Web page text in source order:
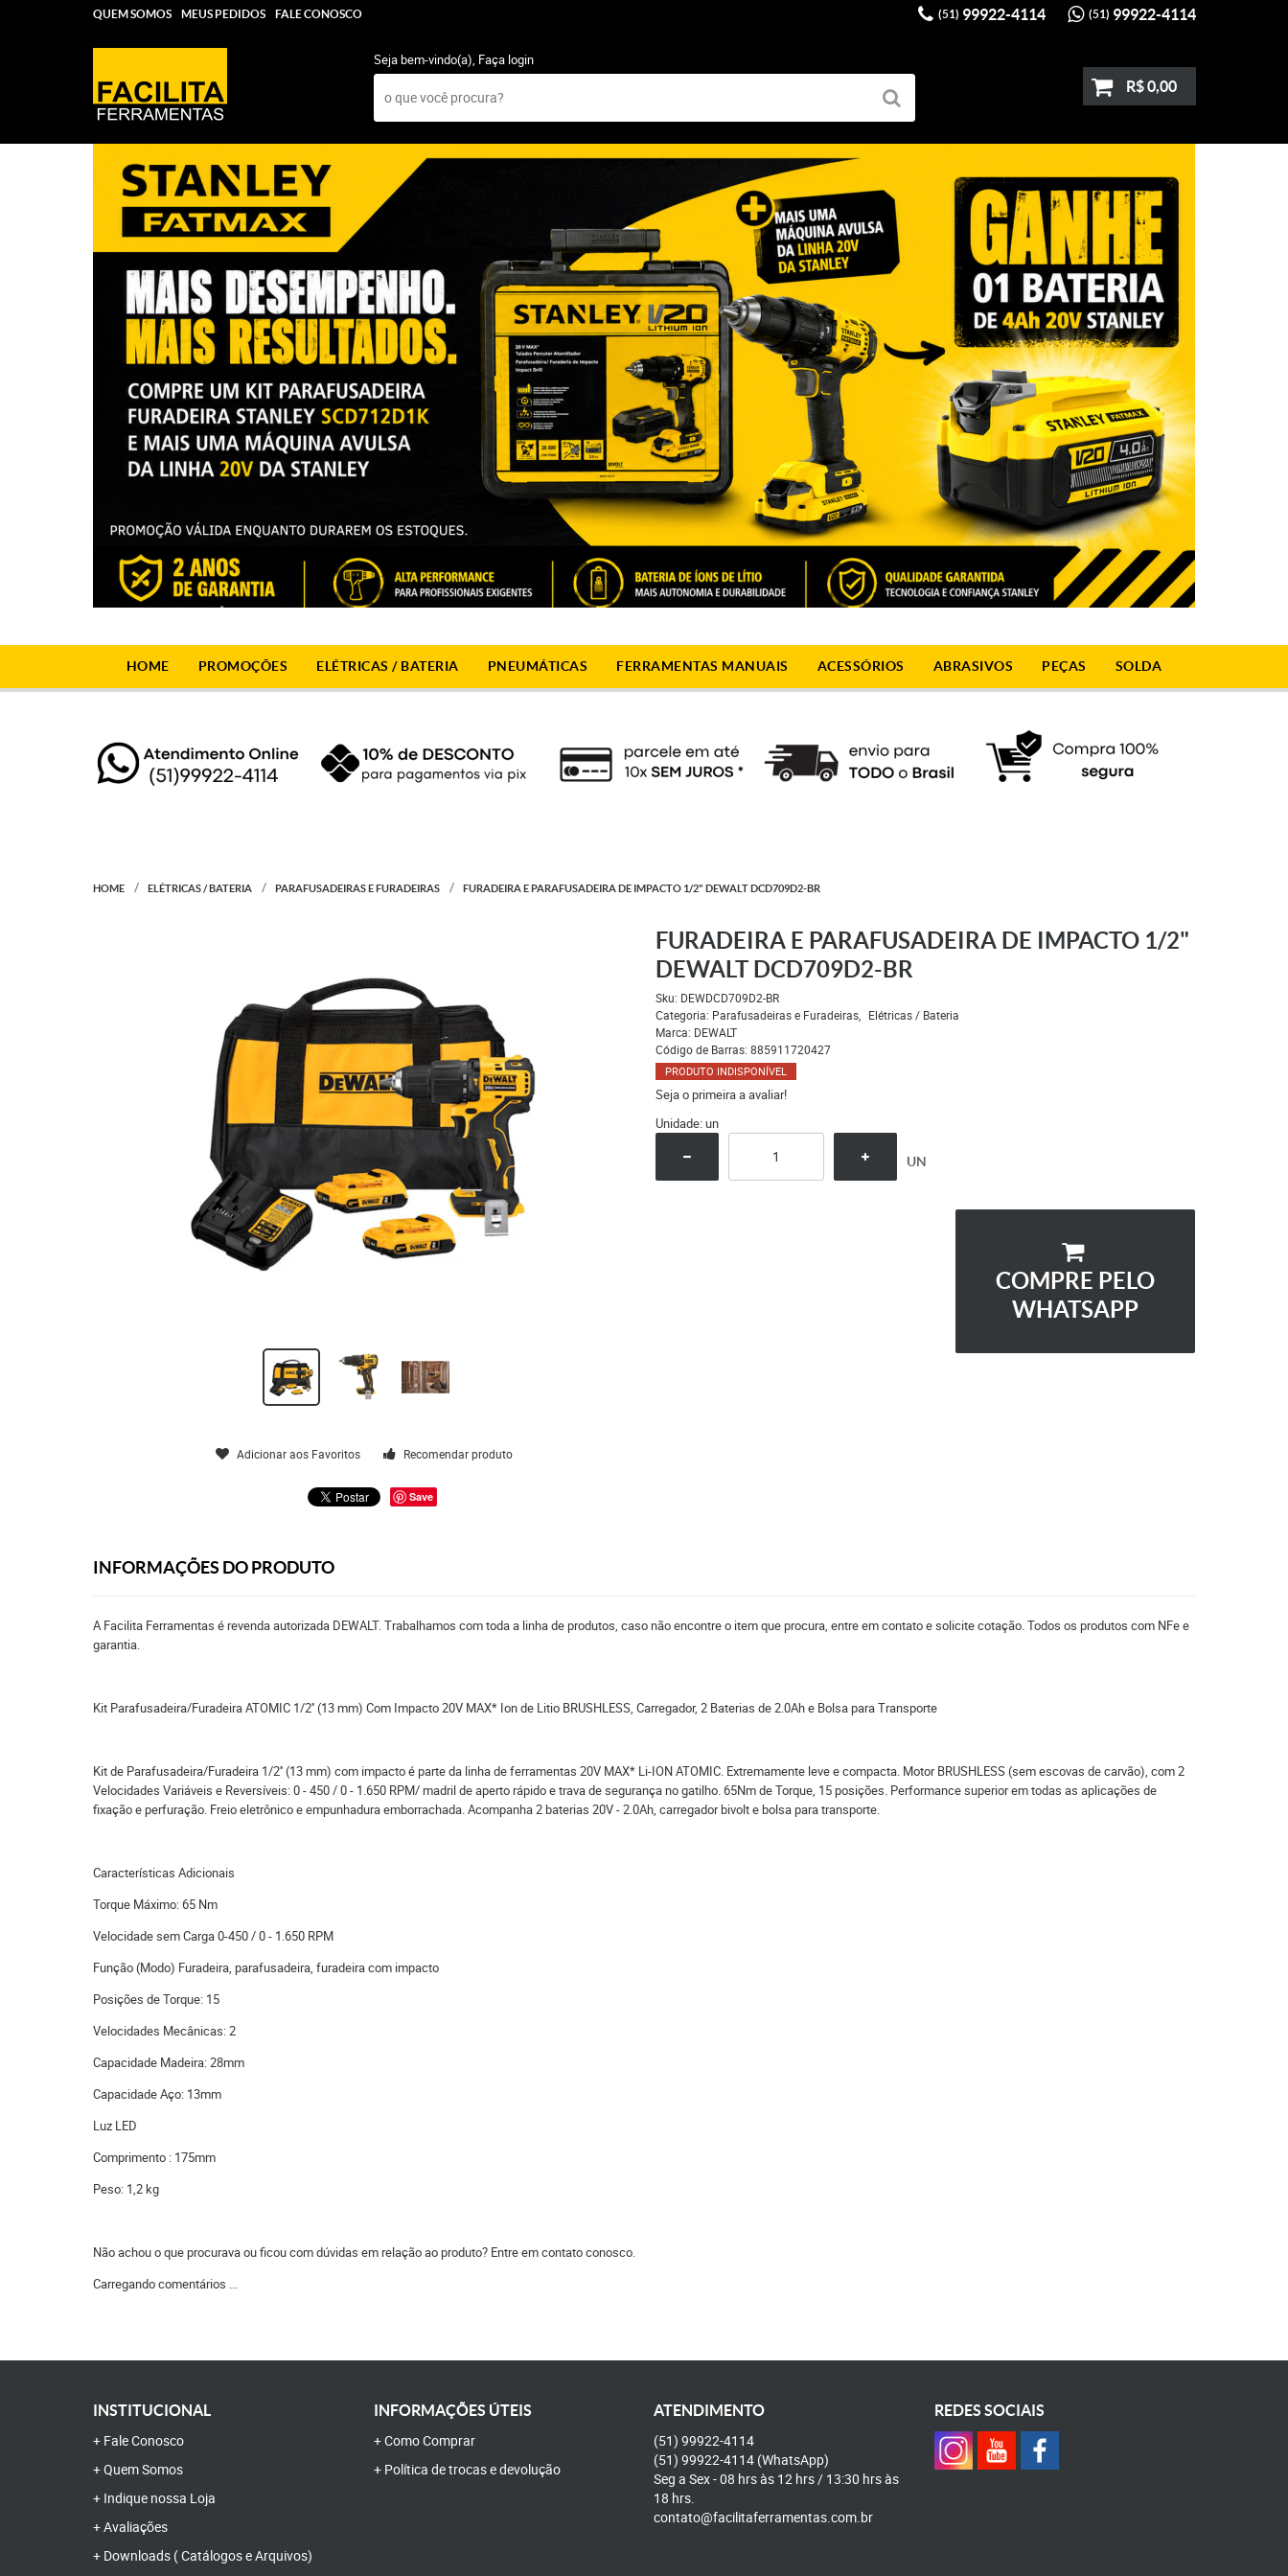
QUEM SOMOS MEUS PEDIDOS FALE CONOSCO (51) 99922-4114 (51) 99922-4114
Seja bem-vindo(a), Faça login
R$ 0,00
HOME PROMOÇÕES ELÉTRICAS / BATERIA PNEUMÁTICAS FERRAMENTAS MANUAIS ACESSÓRIOS ABRASIVOS PEÇAS SOLDA
HOME ELÉTRICAS / BATERIA PARAFUSADEIRAS E FURADEIRAS FURADEIRA E PARAFUSADEIRA DE IMPACTO 1/2" DEWALT DCD709D2-BR
Adicionar aos Favoritos Recomendar produto
Save
FURADEIRA E PARAFUSADEIRA DE IMPACTO 1/2"
DEWALT DCD709D2-BR
Sku: DEWDCD709D2-BR
Categoria: Parafusadeiras e Furadeiras
Elétricas / Bateria
Marca: DEWALT
Código de Barras: 885911720427
PRODUTO INDISPONÍVEL
Seja o primeira a avaliar!
Unidade: un
UN
COMPRE PELO
WHATSAPP
INFORMAÇÕES DO PRODUTO
A Facilita Ferramentas é revenda autorizada DEWALT. Trabalhamos com toda a linha de produtos, caso não encontre o item que procura, entre em contato e solicite cotação. Todos os produtos com NFe e
garantia.
Kit Parafusadeira/Furadeira ATOMIC 1/2'' (13 mm) Com Impacto 20V MAX* Ion de Litio BRUSHLESS, Carregador, 2 Baterias de 2.0Ah e Bolsa para Transporte
Kit de Parafusadeira/Furadeira 1/2'' (13 mm) com impacto é parte da linha de ferramentas 20V MAX* Li-ION ATOMIC. Extremamente leve e compacta. Motor BRUSHLESS (sem escovas de carvão), com 2
Velocidades Variáveis e Reversíveis: 0 - 450 / 0 - 1.650 RPM/ madril de aperto rápido e trava de segurança no gatilho. 65Nm de Torque, 15 posições. Performance superior em todas as aplicações de
fixação e perfuração. Freio eletrônico e empunhadura emborrachada. Acompanha 2 baterias 20V - 2.0Ah, carregador bivolt e bolsa para transporte.
Características Adicionais
Torque Máximo: 65 Nm
Velocidade sem Carga 0-450 / 0 - 1.650 RPM
Função (Modo) Furadeira, parafusadeira, furadeira com impacto
Posições de Torque: 15
Velocidades Mecânicas: 2
Capacidade Madeira: 28mm
Capacidade Aço: 13mm
Luz LED
Comprimento : 175mm
Peso: 1,2 kg
Não achou o que procurava ou ficou com dúvidas em relação ao produto? Entre em contato conosco.
Carregando comentários ...
INSTITUCIONAL
Fale Conosco
Quem Somos
Indique nossa Loja
Avaliações
Downloads ( Catálogos e Arquivos)
INFORMAÇÕES ÚTEIS
Como Comprar
Política de trocas e devolução
ATENDIMENTO
(51) 99922-4114
(51) 99922-4114 (WhatsApp)
Seg a Sex - 08 hrs às 12 hrs / 13:30 hrs às
18 hrs.
contato@facilitaferramentas.com.br
REDES SOCIAIS